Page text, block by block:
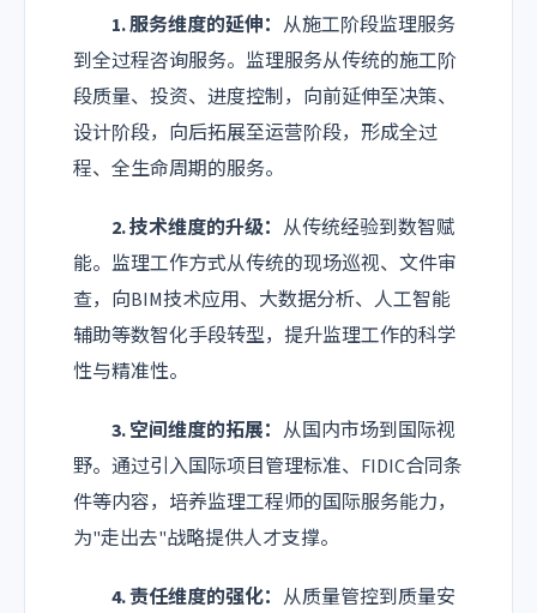
1. 服务维度的延伸： 从施工阶段监理服务
到全过程咨询服务。监理服务从传统的施工阶
段质量、投资、进度控制，向前延伸至决策、
设计阶段，向后拓展至运营阶段，形成全过
程、全生命周期的服务。
2. 技术维度的升级： 从传统经验到数智赋
能。监理工作方式从传统的现场巡视、文件审
查，向BIM技术应用、大数据分析、人工智能
辅助等数智化手段转型，提升监理工作的科学
性与精准性。
3. 空间维度的拓展： 从国内市场到国际视
野。通过引入国际项目管理标准、FIDIC合同条
件等内容，培养监理工程师的国际服务能力，
为"走出去"战略提供人才支撑。
4. 责任维度的强化： 从质量管控到质量安